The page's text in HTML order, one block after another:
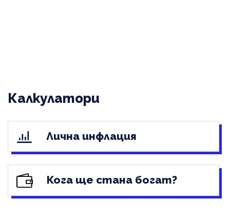
Калкулатори
Лична инфлация
Кога ще стана богат?